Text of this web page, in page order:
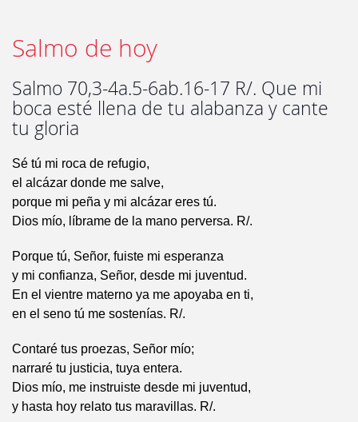
Salmo de hoy
Salmo 70,3-4a.5-6ab.16-17 R/. Que mi
boca esté llena de tu alabanza y cante
tu gloria
Sé tú mi roca de refugio,
el alcázar donde me salve,
porque mi peña y mi alcázar eres tú.
Dios mío, líbrame de la mano perversa. R/.
Porque tú, Señor, fuiste mi esperanza
y mi confianza, Señor, desde mi juventud.
En el vientre materno ya me apoyaba en ti,
en el seno tú me sostenías. R/.
Contaré tus proezas, Señor mío;
narraré tu justicia, tuya entera.
Dios mío, me instruiste desde mi juventud,
y hasta hoy relato tus maravillas. R/.